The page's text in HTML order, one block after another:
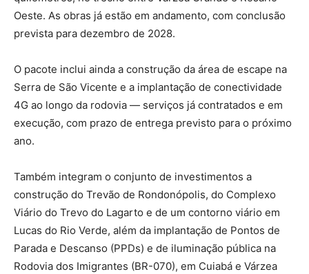
Oeste. As obras já estão em andamento, com conclusão
prevista para dezembro de 2028.
O pacote inclui ainda a construção da área de escape na
Serra de São Vicente e a implantação de conectividade
4G ao longo da rodovia — serviços já contratados e em
execução, com prazo de entrega previsto para o próximo
ano.
Também integram o conjunto de investimentos a
construção do Trevão de Rondonópolis, do Complexo
Viário do Trevo do Lagarto e de um contorno viário em
Lucas do Rio Verde, além da implantação de Pontos de
Parada e Descanso (PPDs) e de iluminação pública na
Rodovia dos Imigrantes (BR-070), em Cuiabá e Várzea